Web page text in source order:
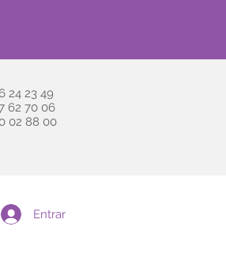
24 23 49
62 70 06
02 88 00
Entrar